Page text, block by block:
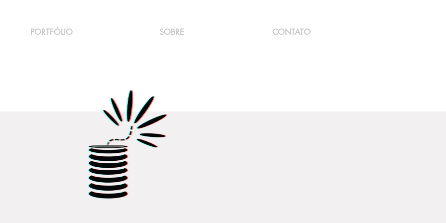
PORTFÓLIO SOBRE CONTATO